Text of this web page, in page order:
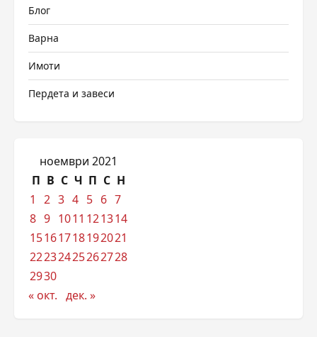
Блог
Варна
Имоти
Пердета и завеси
ноември 2021
П В С Ч П С Н
1
2 3 4 5 6 7
8 9 1011 121314
15161718192021
22232425262728
2930
« окт. дек. »